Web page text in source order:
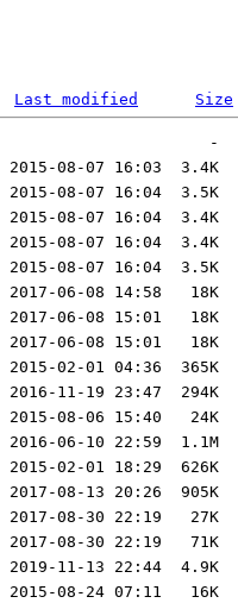
Last modified Size